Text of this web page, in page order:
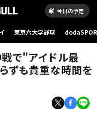
今日の予定
東京六大学野球
で"アイドル最
ずも貴重な時間を